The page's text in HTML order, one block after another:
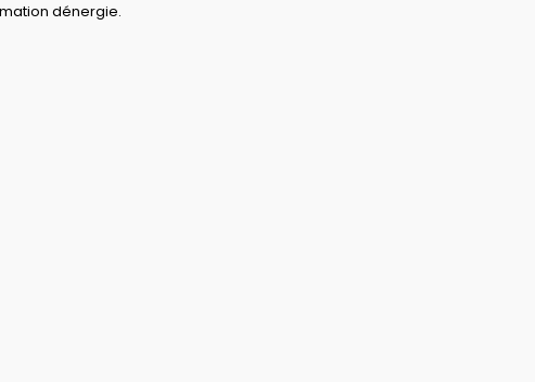
dénergie.